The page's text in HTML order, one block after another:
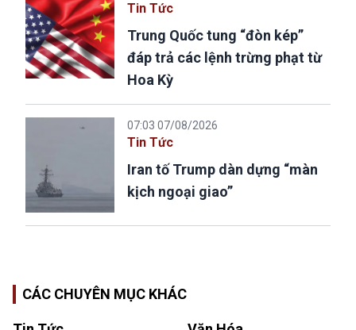
Tin Tức
Trung Quốc tung “đòn kép”
đáp trả các lệnh trừng phạt từ
Hoa Kỳ
07:03 07/08/2026
Tin Tức
Iran tố Trump dàn dựng “màn
kịch ngoại giao”
CÁC CHUYÊN MỤC KHÁC